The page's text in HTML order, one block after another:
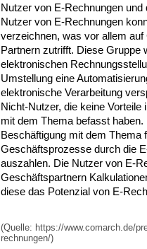
Nutzer von E-Rechnungen
Nutzer von E-Rechnungen
verzeichnen, was vor allem
Partnern zutrifft. Diese Gruppe
elektronischen
Umstellung eine
elektronische Verarbeitung
Nicht-Nutzer, die keine
mit dem Thema befasst
Beschäftigung mit dem Thema
Geschäftsprozesse durch die
auszahlen. Die Nutzer von E-
Geschäftspartnern
diese das Potenzial von E-
(Quelle: https://www.comarch.de/
rechnungen/)